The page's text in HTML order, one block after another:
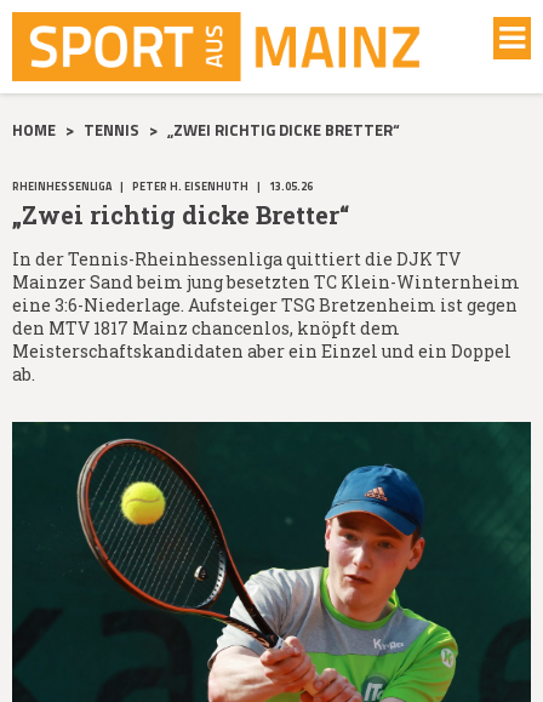
HOME > TENNIS > „ZWEI RICHTIG DICKE BRETTER“
RHEINHESSENLIGA | PETER H. EISENHUTH | 13.05.26
„Zwei richtig dicke Bretter“
In der Tennis-Rheinhessenliga quittiert die DJK TV
Mainzer Sand beim jung besetzten TC Klein-Winternheim
eine 3:6-Niederlage. Aufsteiger TSG Bretzenheim ist gegen
den MTV 1817 Mainz chancenlos, knöpft dem
Meisterschaftskandidaten aber ein Einzel und ein Doppel
ab.